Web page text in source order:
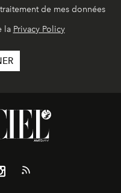
de mes données
la Privacy Policy